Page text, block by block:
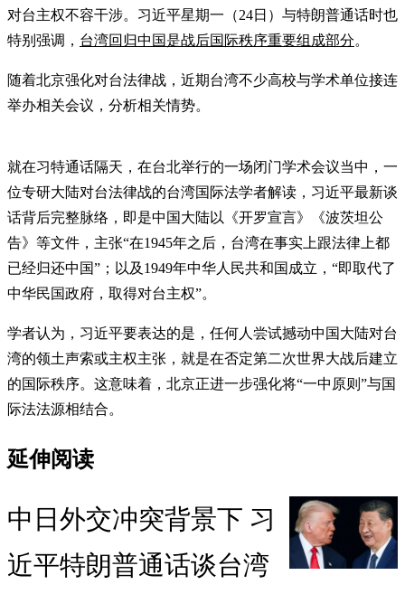
对台主权不容干涉。习近平星期一（24日）与特朗普通话时也
特别强调， 台湾回归中国是战后国际秩序重要组成部分。
随着北京强化对台法律战，近期台湾不少高校与学术单位接连
举办相关会议，分析相关情势。
就在习特通话隔天，在台北举行的一场闭门学术会议当中，一
位专研大陆对台法律战的台湾国际法学者解读，习近平最新谈
话背后完整脉络，即是中国大陆以《开罗宣言》《波茨坦公
告》等文件，主张“在1945年之后，台湾在事实上跟法律上都
已经归还中国”；以及1949年中华人民共和国成立，“即取代了
中华民国政府，取得对台主权”。
学者认为，习近平要表达的是，任何人尝试撼动中国大陆对台
湾的领土声索或主权主张，就是在否定第二次世界大战后建立
的国际秩序。这意味着，北京正进一步强化将“一中原则”与国
际法法源相结合。
延伸阅读
中日外交冲突背景下 习
近平特朗普通话谈台湾